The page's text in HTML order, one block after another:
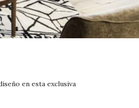
en esta exclusiva